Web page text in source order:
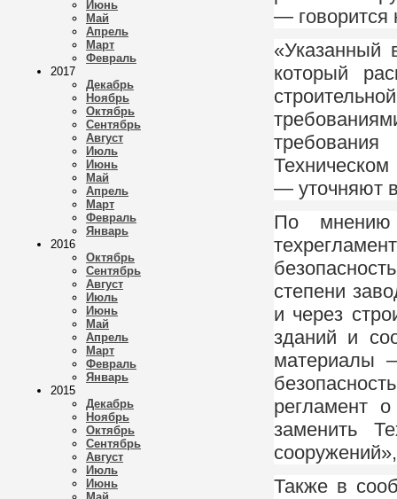
Июнь
Май
Апрель
Март
Февраль
2017
Декабрь
Ноябрь
Октябрь
Сентябрь
Август
Июль
Июнь
Май
Апрель
Март
Февраль
Январь
2016
Октябрь
Сентябрь
Август
Июль
Июнь
Май
Апрель
Март
Февраль
Январь
2015
Декабрь
Ноябрь
Октябрь
Сентябрь
Август
Июль
Июнь
—
«Указанный
который
— уточняют
По мнению
степени
и через
зданий и
материалы
регламент
заменить
Также в